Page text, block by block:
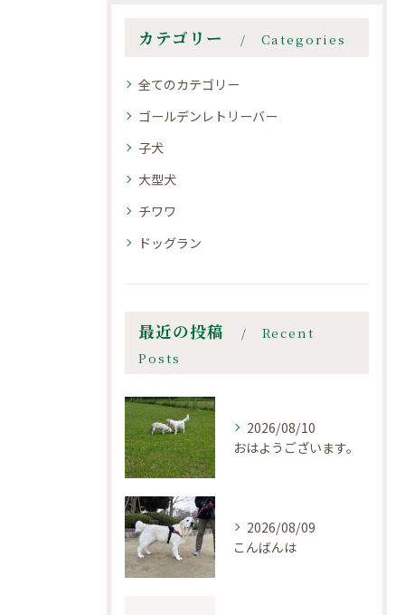
カテゴリー Categories
全てのカテゴリー
ゴールデンレトリーバー
子犬
大型犬
チワワ
ドッグラン
最近の投稿
Recent
Posts
2026/08/10
おはようございます。
2026/08/09
こんばんは